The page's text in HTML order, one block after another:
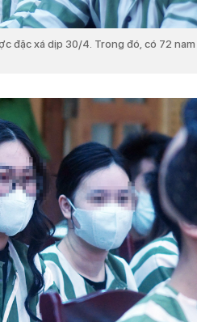
đặc xá dịp 30/4. Trong đó, có 72 nam